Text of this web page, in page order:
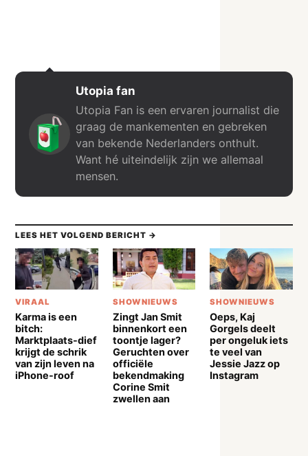
Utopia fan
Utopia Fan is een ervaren journalist die
graag de mankementen en gebreken
van bekende Nederlanders onthult.
Want hé uiteindelijk zijn we allemaal
mensen.
LEES HET VOLGEND BERICHT →
VIRAAL
Karma is een
bitch:
Marktplaats-dief
krijgt de schrik
van zijn leven na
iPhone-roof
SHOWNIEUWS
Zingt Jan Smit
binnenkort een
toontje lager?
Geruchten over
officiële
bekendmaking
Corine Smit
zwellen aan
SHOWNIEUWS
Oeps, Kaj
Gorgels deelt
per ongeluk iets
te veel van
Jessie Jazz op
Instagram